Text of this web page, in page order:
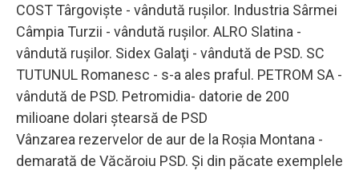
COST Târgovişte - vândută ruşilor. Industria Sârmei
Câmpia Turzii - vândută ruşilor. ALRO Slatina -
vândută ruşilor. Sidex Galaţi - vândută de PSD. SC
TUTUNUL Romanesc - s-a ales praful. PETROM SA -
vândută de PSD. Petromidia- datorie de 200
milioane dolari ştearsă de PSD
Vânzarea rezervelor de aur de la Roşia Montana -
demarată de Văcăroiu PSD. Şi din păcate exemplele